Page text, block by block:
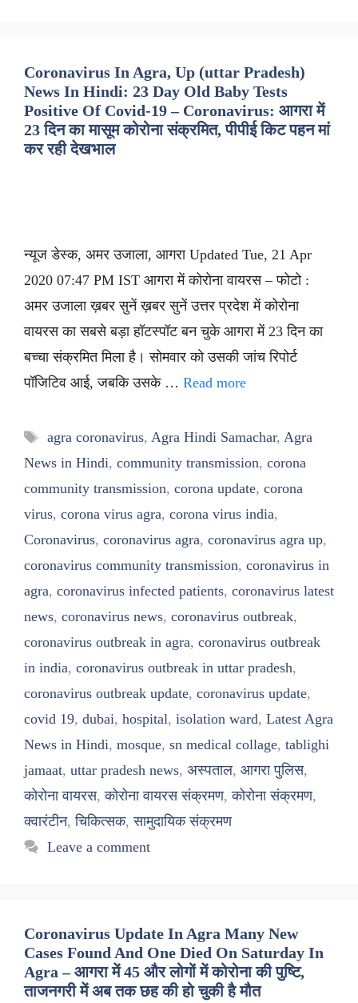
Coronavirus In Agra, Up (uttar Pradesh)
News In Hindi: 23 Day Old Baby Tests
Positive Of Covid-19 – Coronavirus: आगरा में
23 दिन का मासूम कोरोना संक्रमित, पीपीई किट पहन मां
कर रही देखभाल
न्यूज डेस्क, अमर उजाला, आगरा Updated Tue, 21 Apr
2020 07:47 PM IST आगरा में कोरोना वायरस – फोटो :
अमर उजाला ख़बर सुनें ख़बर सुनें उत्तर प्रदेश में कोरोना
वायरस का सबसे बड़ा हॉटस्पॉट बन चुके आगरा में 23 दिन का
बच्चा संक्रमित मिला है। सोमवार को उसकी जांच रिपोर्ट
पॉजिटिव आई, जबकि उसके … Read more
Tags
agra coronavirus, Agra Hindi Samachar, Agra
News in Hindi, community transmission, corona
community transmission, corona update, corona
virus, corona virus agra, corona virus india,
Coronavirus, coronavirus agra, coronavirus agra up,
coronavirus community transmission, coronavirus in
agra, coronavirus infected patients, coronavirus latest
news, coronavirus news, coronavirus outbreak,
coronavirus outbreak in agra, coronavirus outbreak
in india, coronavirus outbreak in uttar pradesh,
coronavirus outbreak update, coronavirus update,
covid 19, dubai, hospital, isolation ward, Latest Agra
News in Hindi, mosque, sn medical collage, tablighi
jamaat, uttar pradesh news, अस्पताल, आगरा पुलिस,
कोरोना वायरस,कोरोना वायरस संक्रमण,कोरोना संक्रमण,
क्वारंटीन,चिकित्सक,सामुदायिक संक्रमण
Leave a comment
Coronavirus Update In Agra Many New
Cases Found And One Died On Saturday In
Agra – आगरा में 45 और लोगों में कोरोना की पुष्टि,
ताजनगरी में अब तक छह की हो चुकी है मौत